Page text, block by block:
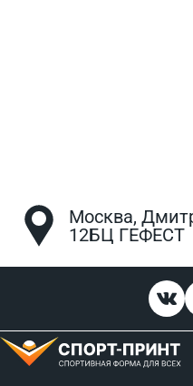
Москва,
12БЦ ГЕФЕСТ